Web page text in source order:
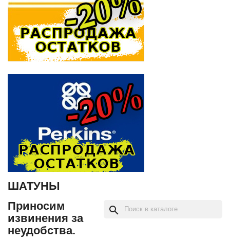
ШАТУНЫ
Приносим
извинения за
неудобства.
search